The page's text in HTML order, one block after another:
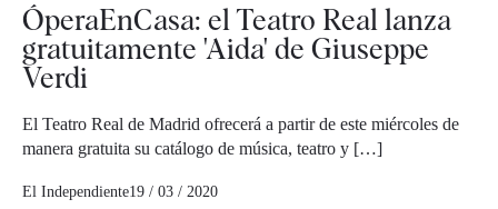
ÓperaEnCasa: el Teatro Real lanza
gratuitamente 'Aida' de Giuseppe
Verdi
El Teatro Real de Madrid ofrecerá a partir de este miércoles de
manera gratuita su catálogo de música, teatro y […]
El Independiente19 / 03 / 2020